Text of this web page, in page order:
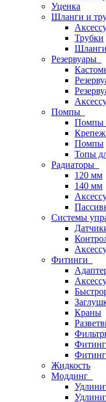
Уценка
Шланги и
Трубки
Шланги
Резервуары
Помпы
Помпы
Крепеж
Помпы
Топы
Радиаторы
120 мм
140 мм
Системы
Фитинги
Краны
Жидкость
Моддинг